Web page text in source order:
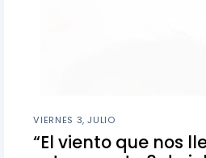
VIERNES 3, JULIO
“El viento que nos